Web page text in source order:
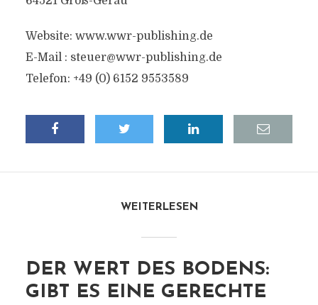
Website: www.wwr-publishing.de
E-Mail : steuer@wwr-publishing.de
Telefon: +49 (0) 6152 9553589
WEITERLESEN
DER WERT DES BODENS:
GIBT ES EINE GERECHTE